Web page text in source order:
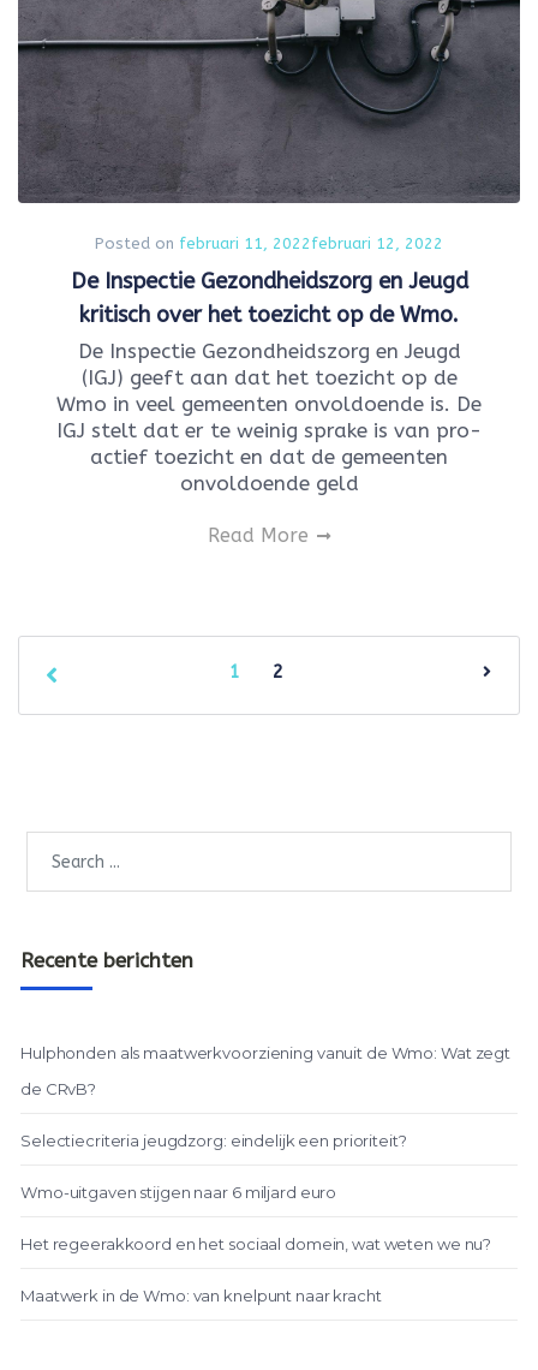
Posted on februari 11, 2022 februari 12, 2022
De Inspectie Gezondheidszorg en Jeugd
kritisch over het toezicht op de Wmo.
De Inspectie Gezondheidszorg en Jeugd
(IGJ) geeft aan dat het toezicht op de
Wmo in veel gemeenten onvoldoende is. De
IGJ stelt dat er te weinig sprake is van pro-
actief toezicht en dat de gemeenten
onvoldoende geld
Read More
1 2
Recente berichten
Hulphonden als maatwerkvoorziening vanuit de Wmo: Wat zegt
de CRvB?
Selectiecriteria jeugdzorg: eindelijk een prioriteit?
Wmo-uitgaven stijgen naar 6 miljard euro
Het regeerakkoord en het sociaal domein, wat weten we nu?
Maatwerk in de Wmo: van knelpunt naar kracht